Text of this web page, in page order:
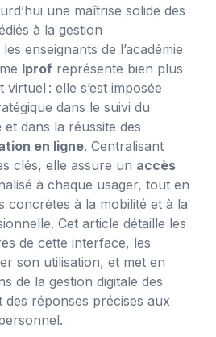
une maîtrise solide des
à la gestion
enseignants de l’académie
Iprof représente bien plus
virtuel : elle s’est imposée
dans le suivi du
et dans la réussite des
en ligne. Centralisant
clés, elle assure un accès
à chaque usager, tout en
concrètes à la mobilité et à la
Cet article détaille les
de cette interface, les
son utilisation, et met en
de la gestion digitale des
réponses précises aux